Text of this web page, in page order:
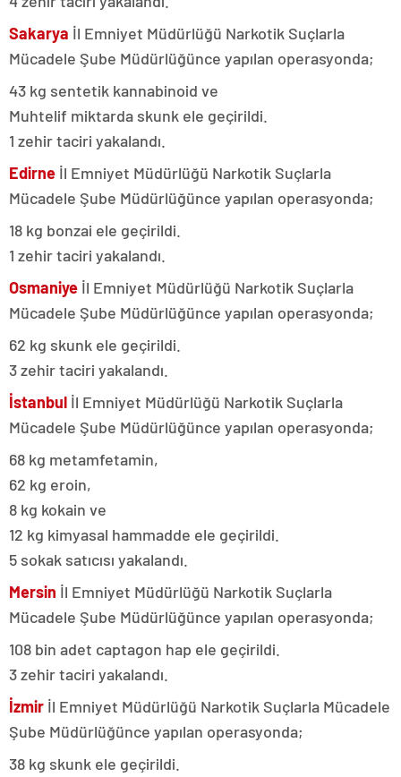
Sakarya İl Emniyet Müdürlüğü Narkotik Suçlarla
Mücadele Şube Müdürlüğünce yapılan operasyonda;
43 kg sentetik kannabinoid ve
Muhtelif miktarda skunk ele geçirildi.
1 zehir taciri yakalandı.
Edirne İl Emniyet Müdürlüğü Narkotik Suçlarla
Mücadele Şube Müdürlüğünce yapılan operasyonda;
18 kg bonzai ele geçirildi.
1 zehir taciri yakalandı.
Osmaniye İl Emniyet Müdürlüğü Narkotik Suçlarla
Mücadele Şube Müdürlüğünce yapılan operasyonda;
62 kg skunk ele geçirildi.
3 zehir taciri yakalandı.
İstanbul İl Emniyet Müdürlüğü Narkotik Suçlarla
Mücadele Şube Müdürlüğünce yapılan operasyonda;
68 kg metamfetamin,
62 kg eroin,
8 kg kokain ve
12 kg kimyasal hammadde ele geçirildi.
5 sokak satıcısı yakalandı.
Mersin İl Emniyet Müdürlüğü Narkotik Suçlarla
Mücadele Şube Müdürlüğünce yapılan operasyonda;
108 bin adet captagon hap ele geçirildi.
3 zehir taciri yakalandı.
İzmir İl Emniyet Müdürlüğü Narkotik Suçlarla Mücadele
Şube Müdürlüğünce yapılan operasyonda;
38 kg skunk ele geçirildi.